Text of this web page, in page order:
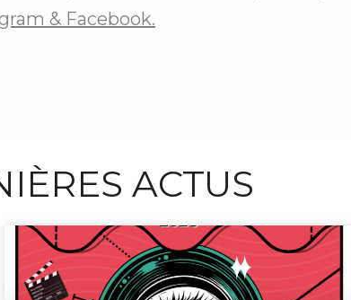
& Facebook.
ACTUS